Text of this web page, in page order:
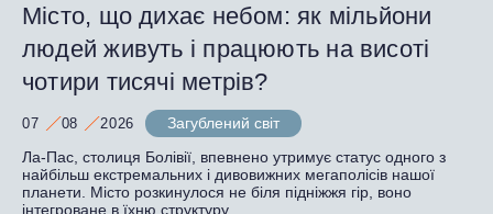
Місто, що дихає небом: як мільйони
людей живуть і працюють на висоті
чотири тисячі метрів?
07 08 2026
Загублений світ
Ла-Пас, столиця Болівії, впевнено утримує статус одного з
найбільш екстремальних і дивовижних мегаполісів нашої
планети. Місто розкинулося не біля підніжжя гір, воно
інтегроване в їхню структуру.